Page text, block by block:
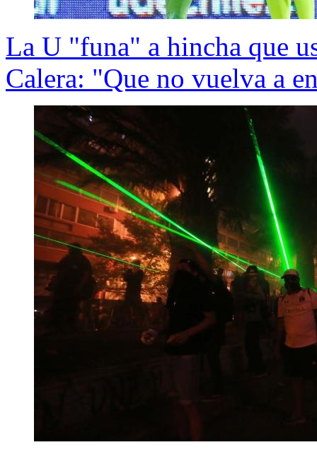
La U "funa" a hincha que
Calera: "Que no vuelva a